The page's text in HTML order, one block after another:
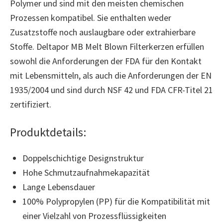
Polymer und sind mit den meisten chemischen
Prozessen kompatibel. Sie enthalten weder
Zusatzstoffe noch auslaugbare oder extrahierbare
Stoffe. Deltapor MB Melt Blown Filterkerzen erfüllen
sowohl die Anforderungen der FDA für den Kontakt
mit Lebensmitteln, als auch die Anforderungen der EN
1935/2004 und sind durch NSF 42 und FDA CFR-Titel 21
zertifiziert.
Produktdetails:
Doppelschichtige Designstruktur
Hohe Schmutzaufnahmekapazität
Lange Lebensdauer
100% Polypropylen (PP) für die Kompatibilität mit
einer Vielzahl von Prozessflüssigkeiten